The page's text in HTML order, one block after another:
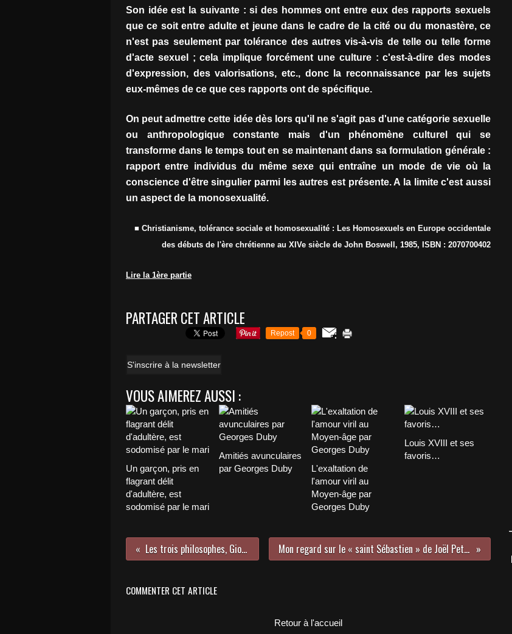
Son idée est la suivante : si des hommes ont entre eux des rapports sexuels
que ce soit entre adulte et jeune dans le cadre de la cité ou du monastère, ce
n'est pas seulement par tolérance des autres vis-à-vis de telle ou telle forme
d'acte sexuel ; cela implique forcément une culture : c'est-à-dire des modes
d'expression, des valorisations, etc., donc la reconnaissance par les sujets
eux-mêmes de ce que ces rapports ont de spécifique.
On peut admettre cette idée dès lors qu'il ne s'agit pas d'une catégorie sexuelle
ou anthropologique constante mais d'un phénomène culturel qui se
transforme dans le temps tout en se maintenant dans sa formulation générale :
rapport entre individus du même sexe qui entraîne un mode de vie où la
conscience d'être singulier parmi les autres est présente. A la limite c'est aussi
un aspect de la monosexualité.
■ Christianisme, tolérance sociale et homosexualité : Les Homosexuels en Europe occidentale
des débuts de l'ère chrétienne au XIVe siècle de John Boswell, 1985, ISBN : 2070700402
Lire la 1ère partie
PARTAGER CET ARTICLE
Repost 0
S'inscrire à la newsletter
VOUS AIMEREZ AUSSI :
Un garçon, pris en
flagrant délit
d'adultère, est
sodomisé par le mari
Amitiés avunculaires
par Georges Duby
L'exaltation de
l'amour viril au
Moyen-âge par
Georges Duby
Louis XVIII et ses
favoris…
Les trois philosophes, Giorgione Mon regard sur le « saint Sébastien » de Joël Peter Witkin
COMMENTER CET ARTICLE
Retour à l'accueil